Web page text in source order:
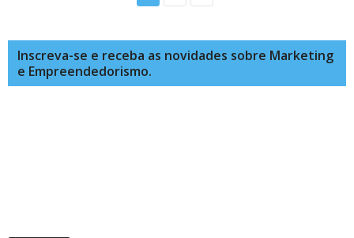
Inscreva-se e receba as novidades sobre Marketing
e Empreendedorismo.